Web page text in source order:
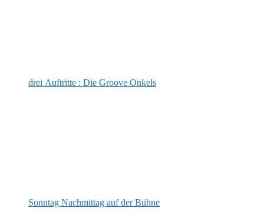
drei Auftritte : Die Groove Onkels
Sonntag Nachmittag auf der Bühne